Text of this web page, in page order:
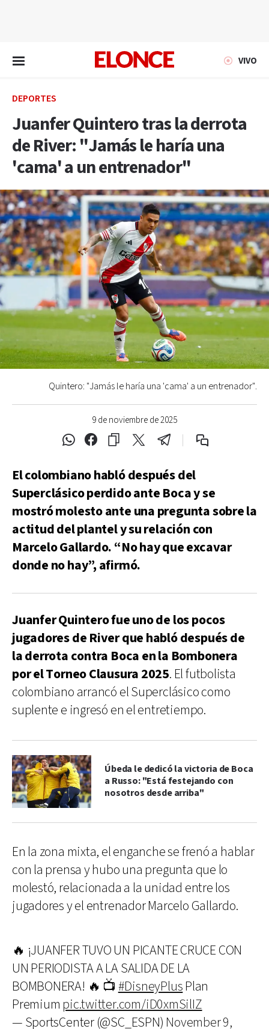
VIVO
DEPORTES
Juanfer Quintero tras la derrota
de River: "Jamás le haría una
'cama' a un entrenador"
9 de noviembre de 2025
Quintero: "Jamás le haría una 'cama' a un entrenador".
El colombiano habló después del
Superclásico perdido ante Boca y se
mostró molesto ante una pregunta sobre la
actitud del plantel y su relación con
Marcelo Gallardo. “No hay que excavar
donde no hay”, afirmó.
Juanfer Quintero fue uno de los pocos
jugadores de River que habló después de
la derrota contra Boca en la Bombonera
por el Torneo Clausura 2025. El futbolista
colombiano arrancó el Superclásico como
suplente e ingresó en el entretiempo.
Úbeda le dedicó la victoria de Boca
a Russo: "Está festejando con
nosotros desde arriba"
En la zona mixta, el enganche se frenó a hablar
con la prensa y hubo una pregunta que lo
molestó, relacionada a la unidad entre los
jugadores y el entrenador Marcelo Gallardo.
🔥 ¡JUANFER TUVO UN PICANTE CRUCE CON
UN PERIODISTA A LA SALIDA DE LA
BOMBONERA! 🔥 📺 #DisneyPlusPlan
Premium pic.twitter.com/iD0xmSilIZ
— SportsCenter (@SC_ESPN) November 9,